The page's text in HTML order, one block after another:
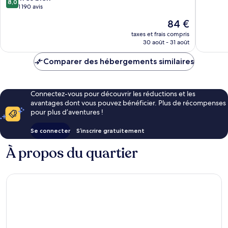
sur
8,0
1 190 avis
Le
nouveau
prix
de
84 €
taxes et frais compris
30 août - 31 août
Comparer des hébergements similaires
Connectez-vous pour découvrir les réductions et les
avantages dont vous pouvez bénéficier. Plus de récompenses
pour plus d’aventures !
Se connecter S’inscrire gratuitement
À propos du quartier